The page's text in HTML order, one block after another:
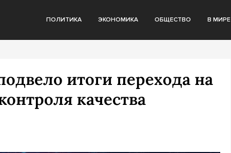
ПОЛИТИКА ЭКОНОМИКА ОБЩЕСТВО В МИРЕ
итоги перехода на
качества